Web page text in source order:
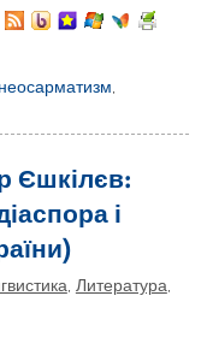
неосарматизм
Єшкілєв:
і
Литература